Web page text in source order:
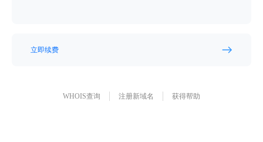
立即续费
WHOIS查询 注册新域名 获得帮助